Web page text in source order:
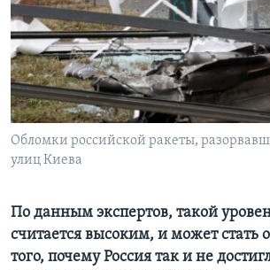
Learning English
СОЦИАЛЬНЫЕ СЕТИ
Языки
Обломки российской ракеты,
улиц Киева
По данным экспертов, такой
считается высоким, и может стать
того, почему Россия так и не